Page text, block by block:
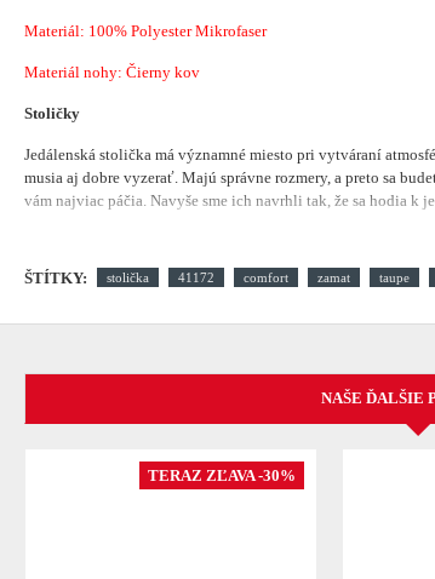
Materiál: 100% Polyester Mikrofaser
Materiál nohy: Čierny kov
Stoličky
Jedálenská stolička má významné miesto pri vytváraní
musia aj dobre vyzerať. Majú správne rozmery, a preto sa
vám najviac páčia. Navyše sme ich navrhli tak, že sa hodia k
ŠTÍTKY: stolička 41172 comfort zamat taupe
NAŠE ĎALŠIE
TERAZ ZĽAVA -30%